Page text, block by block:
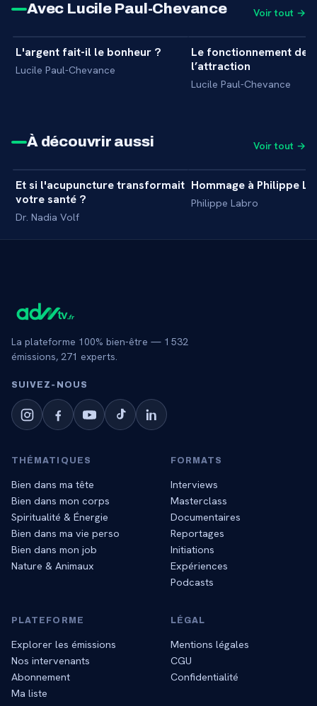
Avec Lucile Paul-Chevance Voir tout →
L'argent fait-il le bonheur ?
Lucile Paul-Chevance
INTERVIEW
Le fonctionnement de
l’attraction
Lucile Paul-Chevance
À découvrir aussi Voir tout →
MASTERCLASS +
Et si l'acupuncture transformait
votre santé ?
Dr. Nadia Volf
Hommage à Philippe
Philippe Labro
La plateforme 100% bien-être — 1 532
émissions, 271 experts.
SUIVEZ‑NOUS
THÉMATIQUES
Bien dans ma tête
Bien dans mon corps
Spiritualité & Énergie
Bien dans ma vie perso
Bien dans mon job
Nature & Animaux
FORMATS
Interviews
Masterclass
Documentaires
Reportages
Initiations
Expériences
Podcasts
PLATEFORME
Explorer les émissions
Nos intervenants
Abonnement
Ma liste
LÉGAL
Mentions légales
CGU
Confidentialité